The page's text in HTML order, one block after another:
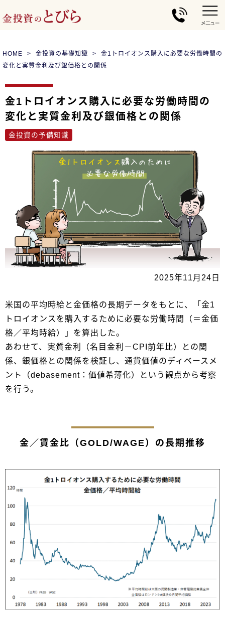
HOME 金投資の基礎知識
金1トロイオンス購入に必要な労働時間の
変化と実質金利及び銀価格との関係
金1トロイオンス購入に必要な労働時間の
変化と実質金利及び銀価格との関係
金投資の予備知識
2025年11月24日
米国の平均時給と金価格の長期データをもとに、「金1
トロイオンスを購入するために必要な労働時間（＝金価
格／平均時給）」を算出した。
あわせて、実質金利（名目金利－CPI前年比）との関
係、銀価格との関係を検証し、通貨価値のディベースメ
ント（debasement：価値希薄化）という観点から考察
を行う。
金／賃金比（GOLD/WAGE）の長期推移